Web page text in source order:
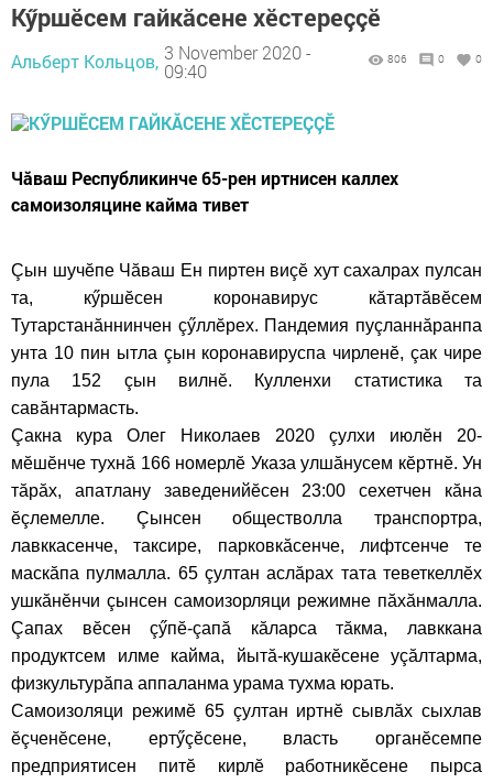
Кӳршӗсем гайкăсене хӗстереççӗ
Альберт Кольцов, 3 November 2020 -
09:40
806 0 0
Чăваш Республикинче 65-рен иртнисен каллех
самоизоляцине кайма тивет
Çын шучӗпе Чăваш Ен пиртен виçӗ хут сахалрах пулсан
та, кӳршӗсен коронавирус кăтартăвӗсем
Тутарстанăннинчен çӳллӗрех. Пандемия пуçланнăранпа
унта 10 пин ытла çын коронавируспа чирленӗ, çак чире
пула 152 çын вилнӗ. Кулленхи статистика та
савăнтармасть.
Çакна кура Олег Николаев 2020 çулхи июлӗн 20-
мӗшӗнче тухнă 166 номерлӗ Указа улшăнусем кӗртнӗ. Ун
тăрăх, апатлану заведенийӗсен 23:00 сехетчен кăна
ӗçлемелле. Çынсен обществолла транспортра,
лавккасенче, таксире, парковкăсенче, лифтсенче те
маскăпа пулмалла. 65 çултан аслăрах тата теветкеллӗх
ушкăнӗнчи çынсен самоизорляци режимне пăхăнмалла.
Çапах вӗсен çӳпӗ-çапă кăларса тăкма, лавккана
продуктсем илме кайма, йытă-кушакӗсене уçăлтарма,
физкультурăпа аппаланма урама тухма юрать.
Самоизоляци режимӗ 65 çултан иртнӗ сывлăх сыхлав
ӗçченӗсене, ертӳçӗсене, власть органӗсемпе
предприятисен питӗ кирлӗ работникӗсене пырса